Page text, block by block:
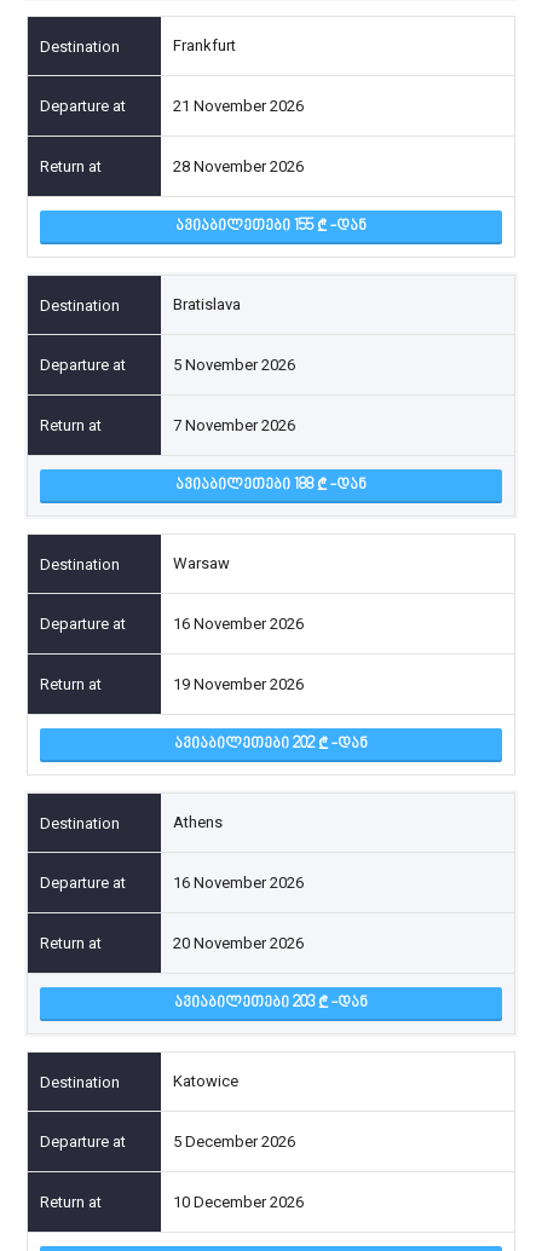
Frankfurt
21 November 2026
28 November 2026
ᲐᲕᲘᲐᲑᲘᲚᲔᲗᲔᲑᲘ 155 -ᲓᲐᲜ
Bratislava
5 November 2026
7 November 2026
ᲐᲕᲘᲐᲑᲘᲚᲔᲗᲔᲑᲘ 188 -ᲓᲐᲜ
Warsaw
16 November 2026
19 November 2026
ᲐᲕᲘᲐᲑᲘᲚᲔᲗᲔᲑᲘ 202 -ᲓᲐᲜ
Athens
16 November 2026
20 November 2026
ᲐᲕᲘᲐᲑᲘᲚᲔᲗᲔᲑᲘ 203 -ᲓᲐᲜ
Katowice
5 December 2026
10 December 2026